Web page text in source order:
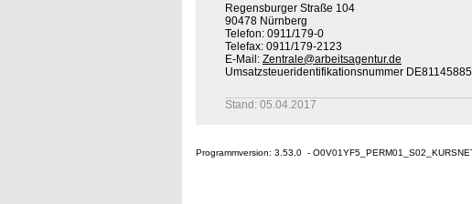
Regensburger Straße 104
90478 Nürnberg
Telefon: 0911/179-0
Telefax: 0911/179-2123
E-Mail: Zentrale@arbeitsagentur.de
Umsatzsteueridentifikationsnummer
Stand: 05.04.2017
Programmversion: 3.53.0 -